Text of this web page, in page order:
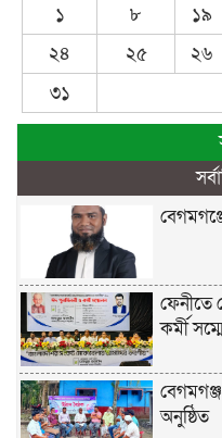
১
৮ ১৯
২৪
২৫ ২৬
৩১
ফেনীতে
কর্মী
অনুষ্ঠিত